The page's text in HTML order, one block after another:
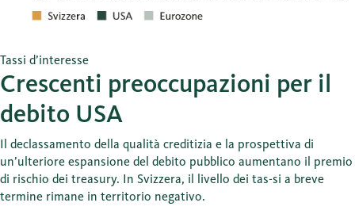
Tassi d’interesse
Crescenti preoccupazioni per il
debito USA
Il declassamento della qualità creditizia e la prospettiva di
un’ulteriore espansione del debito pubblico aumentano il premio
di rischio dei treasury. In Svizzera, il livello dei tas-si a breve
termine rimane in territorio negativo.